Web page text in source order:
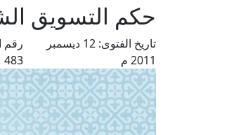
حكم التسويق
تاريخ الفتوى:
12 ديسمبر
2011 م
رقم
483